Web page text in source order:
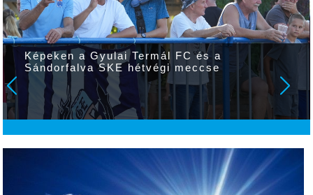
Képeken a Gyulai Termál FC és a
Sándorfalva SKE hétvégi meccse